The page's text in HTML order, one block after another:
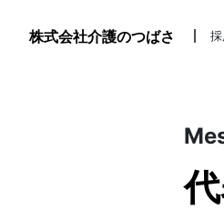
株式会社介護のつばさ 採